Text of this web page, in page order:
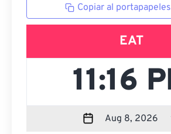
Copiar al portapapeles
EAT